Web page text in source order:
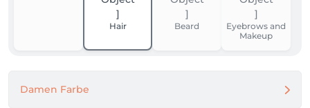
Hair Beard
Eyebrows and
Makeup
Damen Farbe